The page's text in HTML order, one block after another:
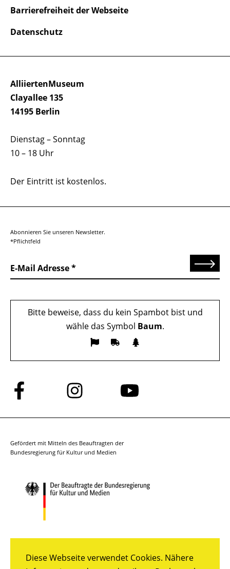
Diese Webseite verwendet Cookies. Nähere
AlliiertenMuseum
Clayallee 135
14195 Berlin
Dienstag – Sonntag
10 – 18 Uhr
Der Eintritt ist kostenlos.
Barrierefreiheit der Webseite
Datenschutz
Abonnieren Sie unseren Newsletter.
*Pflichtfeld
E-Mail Adresse Senden
Bitte beweise, dass du kein Spambot bist und
wähle das Symbol Baum.
Folge
uns
auf
Folge
uns
auf
Folge
auf
Gefördert mit Mitteln des Beauftragten der
Bundesregierung für Kultur und Medien